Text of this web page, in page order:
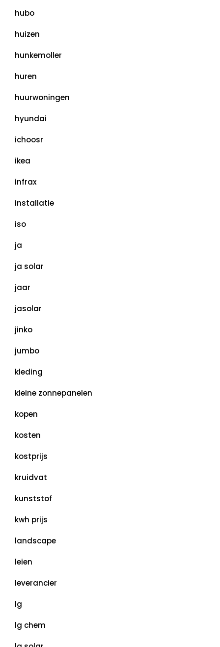
hubo
huizen
hunkemoller
huren
huurwoningen
hyundai
ichoosr
ikea
infrax
installatie
iso
ja
ja solar
jaar
jasolar
jinko
jumbo
kleding
kleine zonnepanelen
kopen
kosten
kostprijs
kruidvat
kunststof
kwh prijs
landscape
leien
leverancier
lg
lg chem